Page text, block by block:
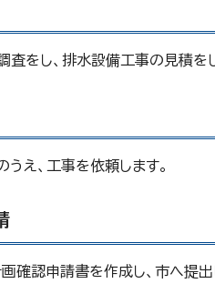
をし、排水設備工事の見積を
え、工事を依頼します。
確認申請書を作成し、市へ提出